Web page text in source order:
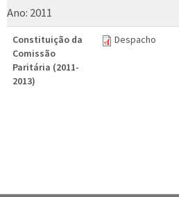
Ano: 2011
Constituição da
Comissão
Paritária (2011-
2013)
Despacho